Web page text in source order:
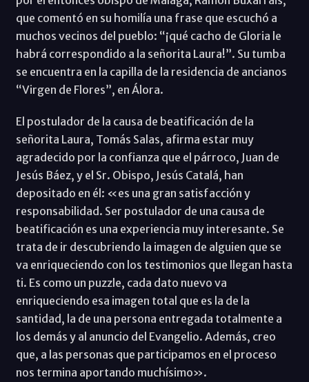
que comentó en su homilía una frase que escuchó a
muchos vecinos del pueblo: “¡qué cacho de Gloria le
habrá correspondido a la señorita Laura!”. Su tumba
se encuentra en la capilla de la residencia de ancianos
“Virgen de Flores”, en Álora.
El postulador de la causa de beatificación de la
señorita Laura, Tomás Salas, afirma estar muy
agradecido por la confianza que el párroco, Juan de
Jesús Báez, y el Sr. Obispo, Jesús Catalá, han
depositado en él: «es una gran satisfacción y
responsabilidad. Ser postulador de una causa de
beatificación es una experiencia muy interesante. Se
trata de ir descubriendo la imagen de alguien que se
va enriqueciendo con los testimonios que llegan hasta
ti. Es como un puzzle, cada dato nuevo va
enriqueciendo esa imagen total que es la de la
santidad, la de una persona entregada totalmente a
los demás y al anuncio del Evangelio. Además, creo
que, a las personas que participamos en el proceso
nos termina aportando muchísimo».